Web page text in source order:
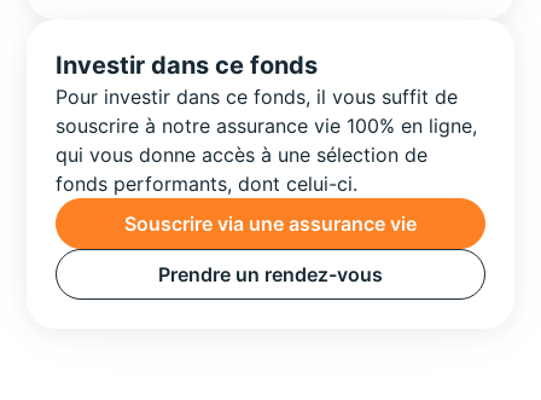
Investir dans ce fonds
Pour investir dans ce fonds, il vous suffit de
souscrire à notre assurance vie 100% en ligne,
qui vous donne accès à une sélection de
fonds performants, dont celui-ci.
Souscrire via une assurance vie
Prendre un rendez-vous